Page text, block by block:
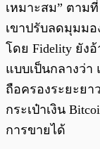
เหมาะสม” ตาม
เขาปรับลดมุมมอ
โดย Fidelity ยัง
แบบเป็นกลางว่
ถือครองระยะยา
กระเป๋าเงิน
การขายได้